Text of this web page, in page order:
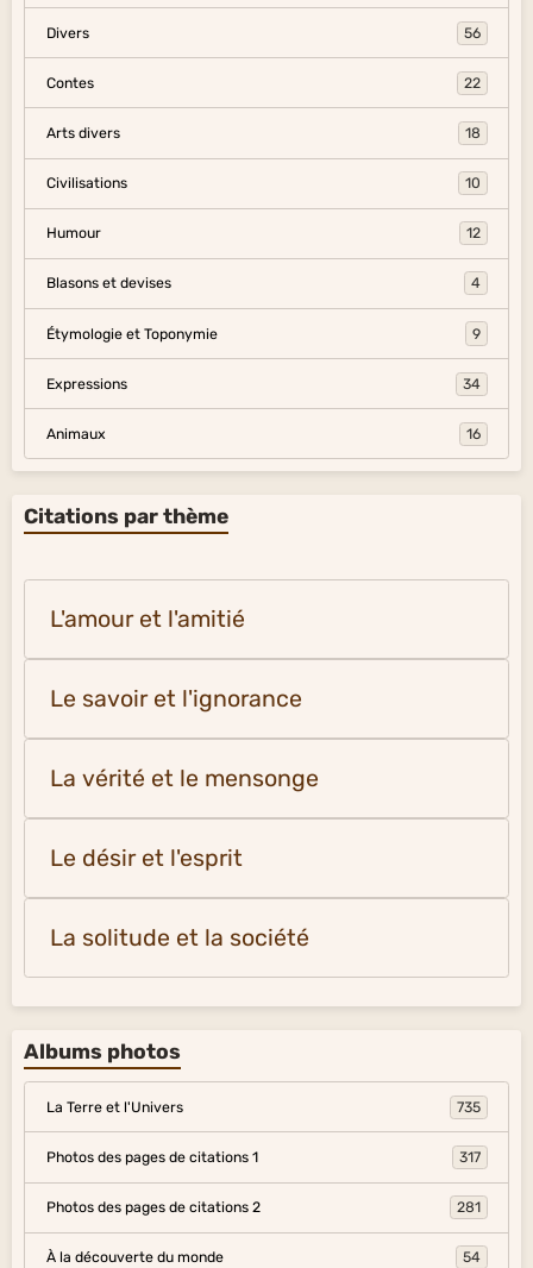
Divers 56
Contes 22
Arts divers 18
Civilisations 10
Humour 12
Blasons et devises 4
Étymologie et Toponymie 9
Expressions 34
Animaux 16
Citations par thème
L'amour et l'amitié
Le savoir et l'ignorance
La vérité et le mensonge
Le désir et l'esprit
La solitude et la société
Albums photos
La Terre et l'Univers 735
Photos des pages de citations 1 317
Photos des pages de citations 2 281
À la découverte du monde 54